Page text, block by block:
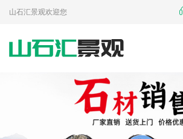
山石汇景观欢迎您